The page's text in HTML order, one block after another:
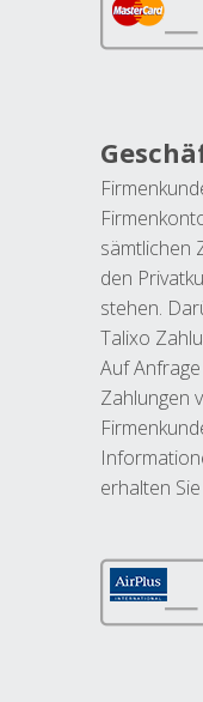
sämtlichen
den
stehen.
Talixo
Auf
Zahlungen
erhalten Sie